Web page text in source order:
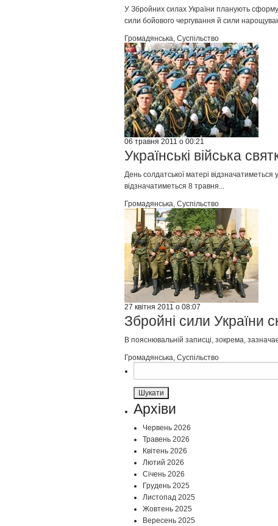
У Збройних силах України планують
сили бойового чергування й сили
Громадянська, Суспільство
06 травня 2011 о 00:21
Українські війська
День солдатської матері
відзначатиметься 8 травня...
Громадянська, Суспільство
27 квітня 2011 о 08:07
Збройні сили України
В пояснювальній записці, зокрема,
Громадянська, Суспільство
Архіви
Червень 2026
Травень 2026
Квітень 2026
Лютий 2026
Січень 2026
Грудень 2025
Листопад 2025
Жовтень 2025
Вересень 2025